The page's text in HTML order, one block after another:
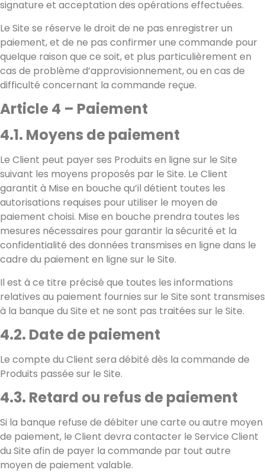
signature et acceptation des opérations effectuées.
Le Site se réserve le droit de ne pas enregistrer un
paiement, et de ne pas confirmer une commande pour
quelque raison que ce soit, et plus particulièrement en
cas de problème d’approvisionnement, ou en cas de
difficulté concernant la commande reçue.
Article 4 – Paiement
4.1. Moyens de paiement
Le Client peut payer ses Produits en ligne sur le Site
suivant les moyens proposés par le Site. Le Client
garantit à Mise en bouche qu’il détient toutes les
autorisations requises pour utiliser le moyen de
paiement choisi. Mise en bouche prendra toutes les
mesures nécessaires pour garantir la sécurité et la
confidentialité des données transmises en ligne dans le
cadre du paiement en ligne sur le Site.
Il est à ce titre précisé que toutes les informations
relatives au paiement fournies sur le Site sont transmises
à la banque du Site et ne sont pas traitées sur le Site.
4.2. Date de paiement
Le compte du Client sera débité dès la commande de
Produits passée sur le Site.
4.3. Retard ou refus de paiement
Si la banque refuse de débiter une carte ou autre moyen
de paiement, le Client devra contacter le Service Client
du Site afin de payer la commande par tout autre
moyen de paiement valable.